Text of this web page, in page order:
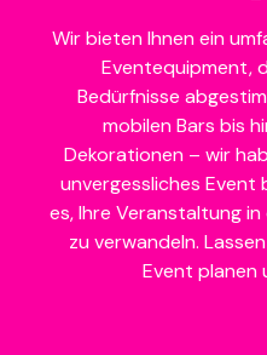
Wir bieten Ihnen ein
Eventequipment,
Bedürfnisse
mobilen Bars bis
Dekorationen – wir
unvergessliches Event
es, Ihre Veranstaltung
zu verwandeln.
Event planen